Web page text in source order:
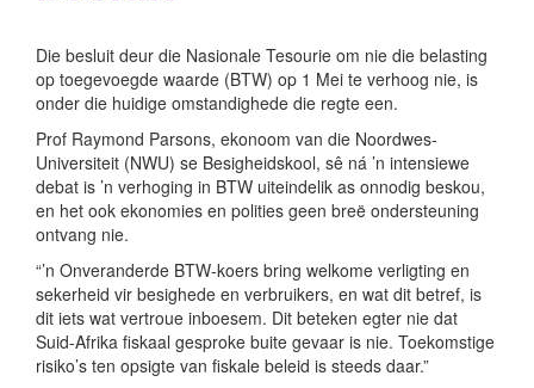
Die besluit deur die Nasionale Tesourie om nie die belasting
op toegevoegde waarde (BTW) op 1 Mei te verhoog nie, is
onder die huidige omstandighede die regte een.
Prof Raymond Parsons, ekonoom van die Noordwes-
Universiteit (NWU) se Besigheidskool, sê ná ’n intensiewe
debat is ’n verhoging in BTW uiteindelik as onnodig beskou,
en het ook ekonomies en polities geen breë ondersteuning
ontvang nie.
“’n Onveranderde BTW-koers bring welkome verligting en
sekerheid vir besighede en verbruikers, en wat dit betref, is
dit iets wat vertroue inboesem. Dit beteken egter nie dat
Suid-Afrika fiskaal gesproke buite gevaar is nie. Toekomstige
risiko’s ten opsigte van fiskale beleid is steeds daar.”